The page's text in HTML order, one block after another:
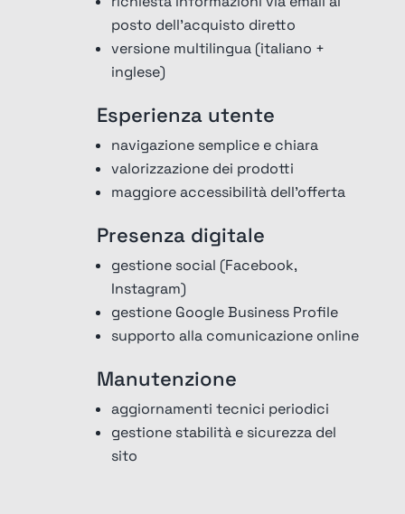
posto dell’acquisto diretto
versione multilingua (italiano +
inglese)
Esperienza utente
navigazione semplice e chiara
valorizzazione dei prodotti
maggiore accessibilità dell’offerta
Presenza digitale
gestione social (Facebook,
Instagram)
gestione Google Business Profile
supporto alla comunicazione online
Manutenzione
aggiornamenti tecnici periodici
gestione stabilità e sicurezza del
sito